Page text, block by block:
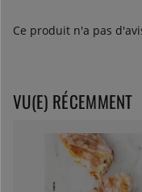
Ce produit n'a pas
VU(E) RÉCEMMENT